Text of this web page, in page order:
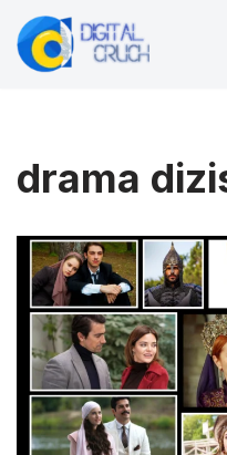
İçeriğe
drama